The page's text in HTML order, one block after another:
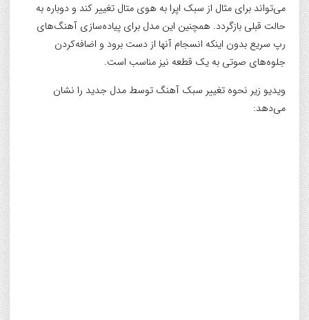
می‌تواند برای مثال از سبک اپرا به هوی متال تغییر کند و دوباره به
حالت قبلی بازگردد. همچنین این مدل برای پیاده‌سازی آهنگ‌های
رپ سریع بدون اینکه انسجام آنها از دست برود و اضافه‌کردن
جلوه‌های صوتی به یک قطعه نیز مناسب است.
ویدیو زیر نحوه تغییر سبک آهنگ توسط مدل جدید را نشان
می‌دهد: